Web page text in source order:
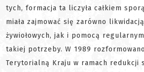
tych, formacja ta liczyła całkiem
miała zajmować się zarówno
żywiołowych, jak i pomocą
takiej potrzeby. W 1989
Terytorialną Kraju w ramach redukcji